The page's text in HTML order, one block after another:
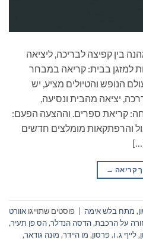
בין קפיצה לבריכה, ליציאה
למזגן בבית: קריאה במבחר
הנופש והטיולים מציע, יש
יציאה מהבית ונסיעה,
קריאת ספרים. וההצעה הפעם:
והרפתקאות מומלצים חדשים
קריאה →
, מתח בלש אימה פוסטים שתוייגו אוורט
על הרכבת,הדסה הנדלר,הס פן תעיר,
,לייף ג. ו. פרסון, מו היידר, מונה גודאר,